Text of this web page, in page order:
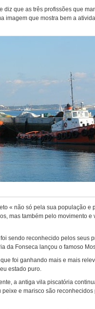
diz que as três profissões que
imagem que mostra bem a
« não só pela sua população e
mas também pelo movimento e
sendo reconhecido pelos seus
da Fonseca lançou o famoso
foi ganhando mais e mais
estado puro.
a antiga vila piscatória
peixe e marisco são reconhecidos